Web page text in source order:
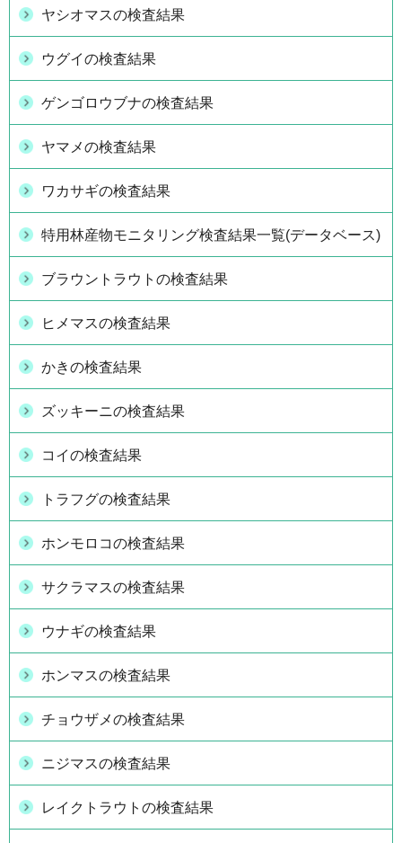
ヤシオマスの検査結果
ウグイの検査結果
ゲンゴロウブナの検査結果
ヤマメの検査結果
ワカサギの検査結果
特用林産物モニタリング検査結果一覧(データベース)
ブラウントラウトの検査結果
ヒメマスの検査結果
かきの検査結果
ズッキーニの検査結果
コイの検査結果
トラフグの検査結果
ホンモロコの検査結果
サクラマスの検査結果
ウナギの検査結果
ホンマスの検査結果
チョウザメの検査結果
ニジマスの検査結果
レイクトラウトの検査結果